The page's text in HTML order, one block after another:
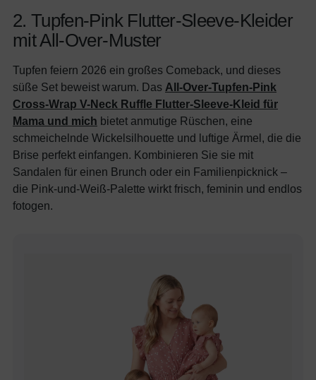
2. Tupfen-Pink Flutter-Sleeve-Kleider
mit All-Over-Muster
Tupfen feiern 2026 ein großes Comeback, und dieses
süße Set beweist warum. Das All-Over-Tupfen-Pink
Cross-Wrap V-Neck Ruffle Flutter-Sleeve-Kleid für
Mama und mich bietet anmutige Rüschen, eine
schmeichelnde Wickelsilhouette und luftige Ärmel, die die
Brise perfekt einfangen. Kombinieren Sie sie mit
Sandalen für einen Brunch oder ein Familienpicknick –
die Pink-und-Weiß-Palette wirkt frisch, feminin und endlos
fotogen.